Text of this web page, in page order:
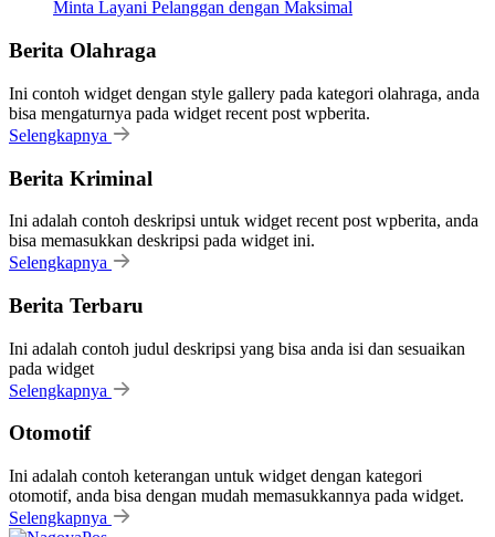
Minta Layani Pelanggan dengan Maksimal
Berita Olahraga
Ini contoh widget dengan style gallery pada kategori olahraga, anda
bisa mengaturnya pada widget recent post wpberita.
Selengkapnya
Berita Kriminal
Ini adalah contoh deskripsi untuk widget recent post wpberita, anda
bisa memasukkan deskripsi pada widget ini.
Selengkapnya
Berita Terbaru
Ini adalah contoh judul deskripsi yang bisa anda isi dan sesuaikan
pada widget
Selengkapnya
Otomotif
Ini adalah contoh keterangan untuk widget dengan kategori
otomotif, anda bisa dengan mudah memasukkannya pada widget.
Selengkapnya